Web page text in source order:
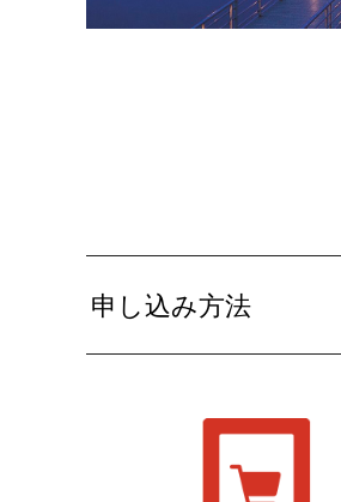
申し込み方法